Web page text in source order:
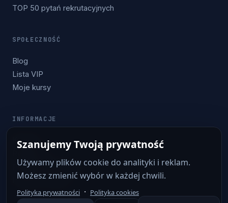
TOP 50 pytań rekrutacyjnych
SPOŁECZNOŚĆ
Blog
Lista VIP
Moje kursy
INFORMACJE
Kontakt
Regulamin
Polityka prywatności
Polityka cookies
Szanujemy Twoją prywatność
Używamy plików cookie do analityki i reklam.
Możesz zmienić wybór w każdej chwili.
Polityka prywatności · Polityka cookies